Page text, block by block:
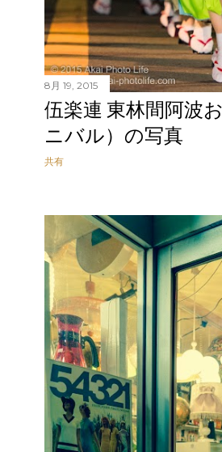
8月 19, 2015
伍楽連 東林間阿波
ニバル）の写真
共有